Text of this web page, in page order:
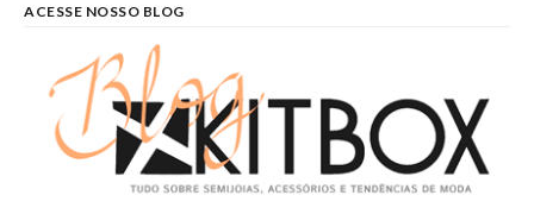
ACESSE NOSSO BLOG